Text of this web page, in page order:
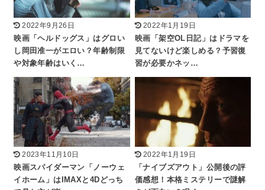
2022年9月26日
映画「ヘルドッグス」はグロい
し岡田准一がエロい？年齢制限
や対象年齢はいく…
2022年1月19日
映画「架空OL日記」はドラマを
見てないけど楽しめる？予習復
習が必要かネッ…
2023年11月10日
映画スパイダーマン「ノーウェ
イホーム」はIMAXと4Dどっち
2022年1月19日
「ナイブズアウト」公開後の評
価感想！本格ミステリーで謎解